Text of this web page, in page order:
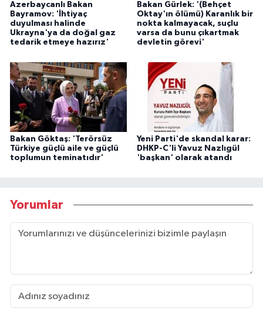
Azerbaycanlı Bakan
Bayramov: 'İhtiyaç
duyulması halinde
Ukrayna'ya da doğal gaz
tedarik etmeye hazırız'
Bakan Gürlek: '(Behçet
Oktay'ın ölümü) Karanlık bir
nokta kalmayacak, suçlu
varsa da bunu çıkartmak
devletin görevi'
Bakan Göktaş: 'Terörsüz
Türkiye güçlü aile ve güçlü
toplumun teminatıdır'
Yeni Parti'de skandal karar:
DHKP-C'li Yavuz Nazlıgül
'başkan' olarak atandı
Yorumlar